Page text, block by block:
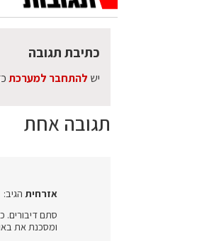
תגובה אחת
אזרחית הגיב:
סתם דיבורים.
ומסכנת את
כתיבת תגובה
יש להתחבר למערכת